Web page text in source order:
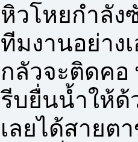
หิวโหยกำลัง
ทีมงานอย่าง
กลัวจะติดคอ
รีบยื่นน้ำให้ด้
เลยได้สายต